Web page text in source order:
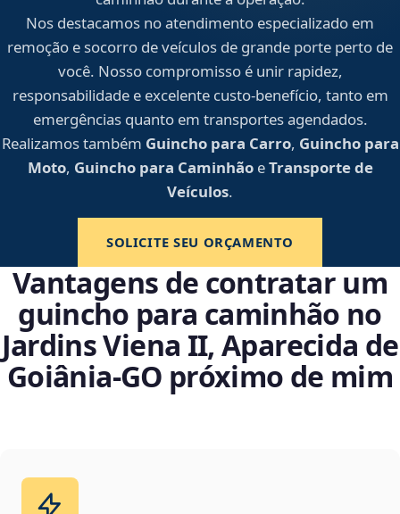
Nos destacamos no atendimento especializado em
remoção e socorro de veículos de grande porte perto de
você. Nosso compromisso é unir rapidez,
responsabilidade e excelente custo-benefício, tanto em
emergências quanto em transportes agendados.
Realizamos também Guincho para Carro, Guincho para
Moto, Guincho para CaminhãoeTransporte de
Veículos.
SOLICITE SEU ORÇAMENTO
Vantagens de contratar um
guincho para caminhão no
Jardins Viena II, Aparecida de
Goiânia‑GO próximo de mim